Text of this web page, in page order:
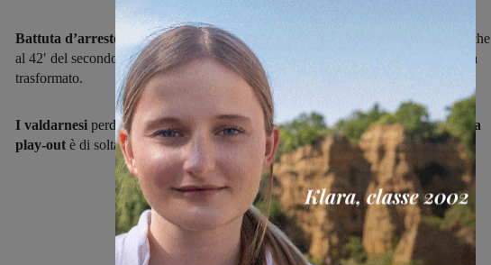
Battuta d’arresto casalinga per la Rignanese, sconfitta di misura dall’Antella che
al 42′ del secondo tempo habeneficiato di un calcio di rigore
che poi Olivieri la
trasformato.
I valdarnesi perdono ulteriore terreno in classifica e adessoil margine sulla zona
play-out è di soltanto un punto.